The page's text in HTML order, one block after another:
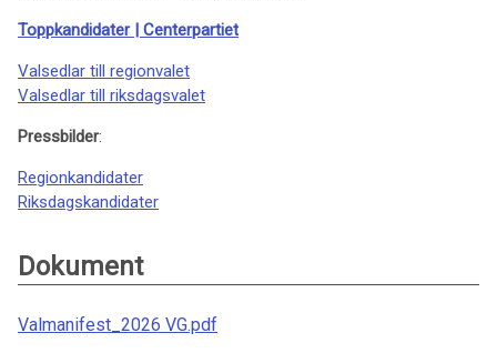
Toppkandidater | Centerpartiet
Valsedlar till regionvalet
Valsedlar till riksdagsvalet
Pressbilder:
Regionkandidater
Riksdagskandidater
Dokument
Valmanifest_2026 VG.pdf